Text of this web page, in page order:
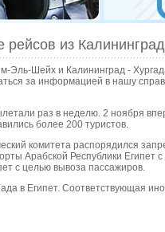
из
Шейх и Калининград -
за информацией в нашу
раз в неделю. 2 ноября
более 200 туристов.
комитета распорядился
Арабской Республики Египет
с целью вывоза пассажиров.
в Египет. Соответствующая